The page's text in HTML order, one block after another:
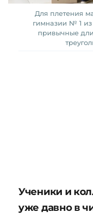
Для плетения
гимназии № 1
привычные
Ученики и
уже давно в